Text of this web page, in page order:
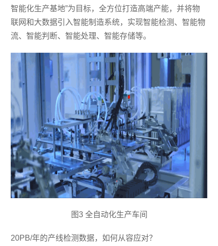
智能化生产基地”为目标，全方位打造高端产能，并将物
联网和大数据引入智能制造系统，实现智能检测、智能物
流、智能判断、智能处理、智能存储等。
图3 全自动化生产车间
20PB/年的产线检测数据，如何从容应对？